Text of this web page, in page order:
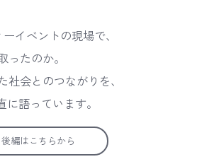
イベントの現場で、
たのか。
社会とのつながりを、
語っています。
後編はこちらから